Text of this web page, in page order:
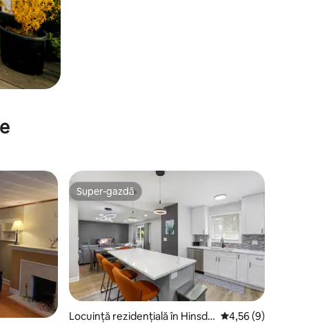
Super-gazdă
Super-gazdă
Locuință rezidențială în Hinsdal Scor mediu de 4,56
4,56 (9)